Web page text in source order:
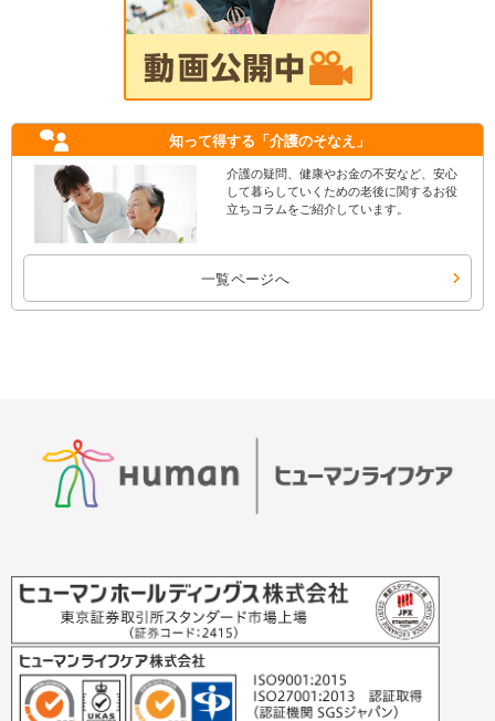
知って得する 「介護のそなえ」
介護の疑問、健康やお金の不安など、安心
して暮らしていくための老後に関するお役
立ちコラムをご紹介しています。
一覧ページへ